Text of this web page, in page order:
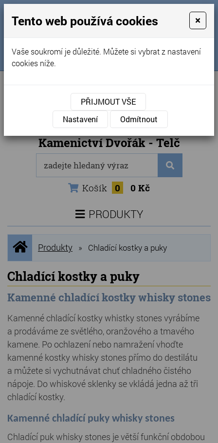
Obchodní podmínky
Kontakty
Naše kamenictví
Sledujte nás na FB
Internetový obchod
Kamenictví Dvořák - Telč
Košík 0 0 Kč
PRODUKTY
NOVINKY
NEJPRODÁVANĚJŠÍ
VÝPRODEJ
Produkty
Grilovací, pečící kameny
Lávové grilovací kameny
Kamenné truhlíky
Chladící kostky a puky
Doplňky do kuchyně
Hřbitovní doplňky
Zvířecí náhrobky a pomníčky
Úvodní
stránka
Produkty » Chladící kostky a puky
Chladící kostky a puky
Kamenné chladící kostky whisky stones
Kamenné chladící kostky whistky stones vyrábíme
a prodáváme ze světlého, oranžového a tmavého
kamene. Po ochlazení nebo namražení vhoďte
kamenné kostky whisky stones přímo do destilátu
a můžete si vychutnávat chuť chladného čistého
nápoje. Do whiskové sklenky se vkládá jedna až tři
chladící kostky.
Kamenné chladící puky whisky stones
Chladící puk whisky stones je větší funkční obdobou
Tento web používá cookies ×
Vaše soukromí je důležité. Můžete si vybrat z nastavení
cookies níže.
PŘIJMOUT VŠE
Nastavení
Odmítnout